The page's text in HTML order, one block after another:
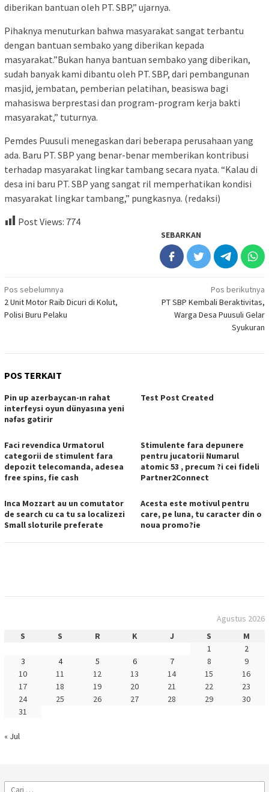
diberikan bantuan oleh PT. SBP,” ujarnya.
Pihaknya menuturkan bahwa masyarakat sangat terbantu
dengan bantuan sembako yang diberikan kepada
masyarakat.”Bukan hanya bantuan sembako yang diberikan,
sudah banyak kami dibantu oleh PT. SBP, dari pembangunan
masjid, jembatan, pemberian pelatihan, beasiswa bagi
mahasiswa berprestasi dan program-program kerja bakti
masyarakat,” tuturnya.
Pemdes Puusuli menegaskan dari beberapa perusahaan yang
ada. Baru PT. SBP yang benar-benar memberikan kontribusi
terhadap masyarakat lingkar tambang secara nyata. “Kalau di
desa ini baru PT. SBP yang sangat ril memperhatikan kondisi
masyarakat lingkar tambang,” pungkasnya. (redaksi)
Post Views: 774
SEBARKAN
Navigasi
pos
Pos sebelumnya
2 Unit Motor Raib Dicuri di Kolut,
Polisi Buru Pelaku
Pos berikutnya
PT SBP Kembali Beraktivitas,
Warga Desa Puusuli Gelar
Syukuran
POS TERKAIT
Pin up azerbaycan-ın rahat
interfeysi oyun dünyasına yeni
nəfəs gətirir
Test Post Created
Faci revendica Urmatorul
categorii de stimulent fara
depozit telecomanda, adesea
free spins, fie cash
Stimulente fara depunere
pentru jucatorii Numarul
atomic 53 , precum ?i cei fideli
Partner2Connect
Inca Mozzart au un comutator
de search cu ca tu sa localizezi
Small sloturile preferate
Acesta este motivul pentru
care, pe luna, tu caracter din o
noua promo?ie
Agustus 2026
S
S R K J S
M
1
2
3
4 5 6 7 8
9
10
11 12 13 14 15
16
17
18 19 20 21 22
23
24
25 26 27 28 29
30
31
« Jul
Cari